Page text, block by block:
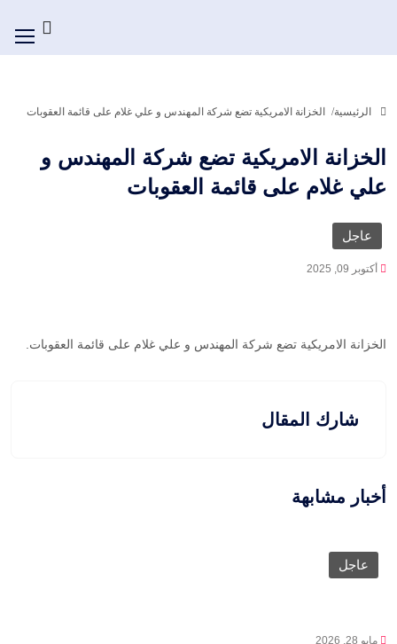
الرئيسية الخزانة الامريكية تضع شركة المهندس و علي غلام على قائمة العقوبات
الخزانة الامريكية تضع شركة المهندس و
علي غلام على قائمة العقوبات
عاجل
أكتوبر 09, 2025
الخزانة الامريكية تضع شركة المهندس و علي غلام على قائمة العقوبات.
شارك المقال
أخبار مشابهة
عاجل
مايو 28, 2026